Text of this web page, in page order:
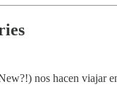
nos hacen viajar